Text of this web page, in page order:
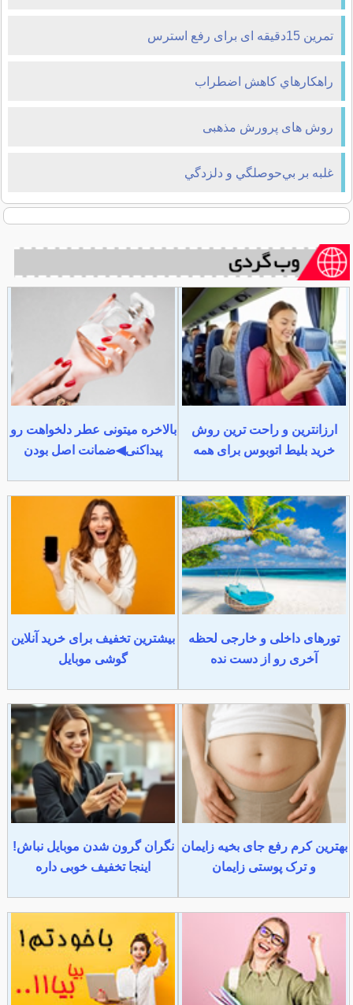
تمرین 15دقیقه ای برای رفع استرس
راهكارهاي كاهش اضطراب
روش های پرورش مذهبی
غلبه بر بي‌حوصلگي و دلزدگي
ارزانترین و راحت ترین روش
خرید بلیط اتوبوس برای همه
بالاخره میتونی عطر دلخواهت رو
پیداکنی◀ضمانت اصل بودن
تورهای داخلی و خارجی لحظه
آخری رو از دست نده
بیشترین تخفیف برای خرید آنلاین
گوشی موبایل
بهترین کرم رفع جای بخیه زایمان
و ترک پوستی زایمان
نگران گرون شدن موبایل نباش!
اینجا تخفیف خوبی داره